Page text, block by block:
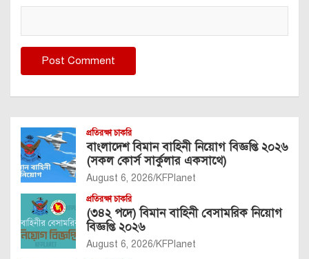
প্রতিরক্ষা চাকরি
বাংলাদেশ বিমান বাহিনী নিয়োগ বিজ্ঞপ্তি ২০২৬
(সকল কোর্স সার্কুলার একসাথে)
August 6, 2026 KFPlanet
প্রতিরক্ষা চাকরি
(৩৪২ পদে) বিমান বাহিনী বেসামরিক নিয়োগ
বিজ্ঞপ্তি ২০২৬
August 6, 2026 KFPlanet